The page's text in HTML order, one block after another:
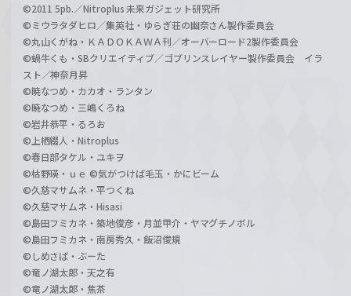
©2011 5pb.／Nitroplus 未来ガジェット研究所
©ミウラタダヒロ／集英社・ゆらぎ荘の幽奈さん製作委員会
©丸山くがね・ＫＡＤＯＫＡＷＡ刊／オーバーロード2製作委員会
©蝸牛くも・SBクリエイティブ／ゴブリンスレイヤー製作委員会 イラ
スト／神奈月昇
©暁なつめ・カカオ・ランタン
©暁なつめ・三嶋くろね
©岩井恭平・るろお
©上栖綴人・Nitroplus
©春日部タケル・ユキヲ
©枯野瑛・ｕｅ ©気がつけば毛玉・かにビーム
©久慈マサムネ・平つくね
©久慈マサムネ・Hisasi
©島田フミカネ・築地俊彦・月並甲介・ヤマグチノボル
©島田フミカネ・南房秀久・飯沼俊規
©しめさば・ぶーた
©竜ノ湖太郎・天之有
©竜ノ湖太郎・焦茶